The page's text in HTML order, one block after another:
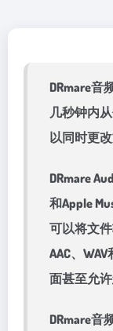
DRmare音
几秒钟内
以同时更改
DRmare
和Apple
可以将文件
AAC、
面甚至允
DRmare音